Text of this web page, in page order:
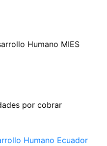
Humano Ecuador